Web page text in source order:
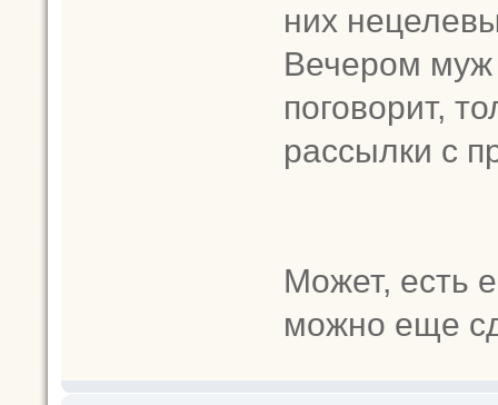
них
Вечером муж
поговорит,
рассылки с
Может, есть
можно еще